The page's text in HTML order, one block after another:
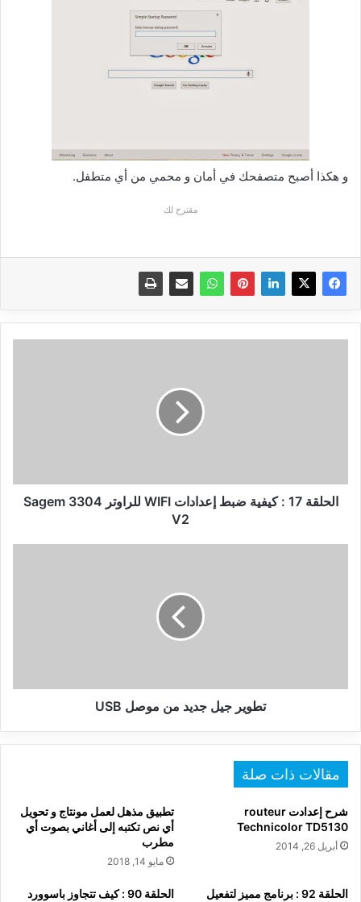
و هكذا أصبح متصفحك في أمان و محمي من أي متطفل.
مقترح لك
Sagem
3304
الحلقة 17 : كيفية ضبط إعدادات WIFI للراوتر Sagem 3304
V2
تطوير جيل جديد من موصل USB
مقالات ذات صلة
شرح إعدادت routeur
Technicolor TD5130
أبريل 26, 2014
تطبيق مذهل لعمل مونتاج و تحويل
أي نص تكتبه إلى أغاني بصوت أي
مطرب
مايو 14, 2018
الحلقة 92 : برنامج مميز لتفعيل الحلقة 90 : كيف تتجاوز باسوورد